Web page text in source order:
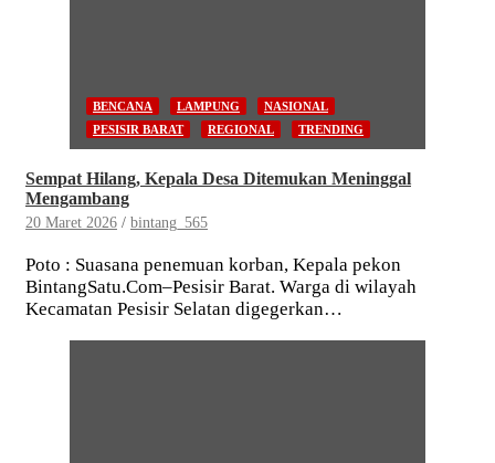
BENCANA LAMPUNG
NASIONAL
PESISIR BARAT
REGIONAL TRENDING
Sempat Hilang, Kepala Desa Ditemukan Meninggal
Mengambang
20 Maret 2026 bintang_565
Poto : Suasana penemuan korban, Kepala pekon
BintangSatu.Com–Pesisir Barat. Warga di wilayah
Kecamatan Pesisir Selatan digegerkan…